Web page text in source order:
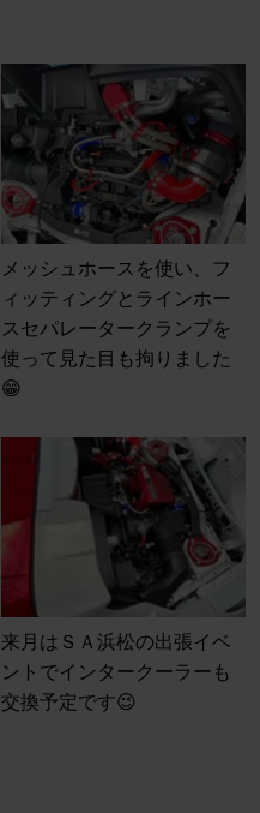
メッシュホースを使い、フ
ィッティングとラインホー
スセパレータークランプを
使って見た目も拘りました
😁
来月はＳＡ浜松の出張イベ
ントでインタークーラーも
交換予定です😉